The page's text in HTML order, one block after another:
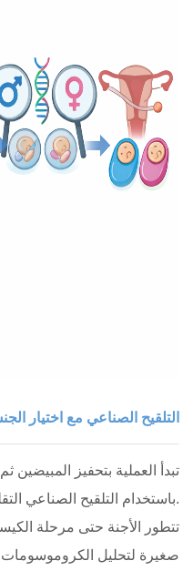
التلقيح الصناعي مع اختيار
تبدأ العملية بتحفيز
باستخدام التلقيح الصناعي التقليدي أو الحقن المجهري.
تتطور الأجنة حتى مرحلة
صغيرة لتحليل